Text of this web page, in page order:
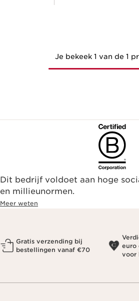
Je bekeek 1 van de 1
Dit bedrijf voldoet aan hoge
en millieunormen.
Meer weten
Gratis verzending bij
bestellingen vanaf €70
euro
voor